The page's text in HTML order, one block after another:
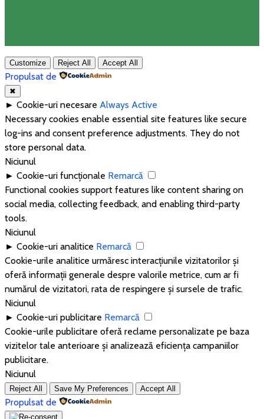
Customize Reject All Accept All
Propulsat de
✖
► Cookie-uri necesare Always Active
Necessary cookies enable essential site features like secure
log-ins and consent preference adjustments. They do not
store personal data.
Niciunul
► Cookie-uri funcționale Remarcă
Functional cookies support features like content sharing on
social media, collecting feedback, and enabling third-party
tools.
Niciunul
► Cookie-uri analitice Remarcă
Cookie-urile analitice urmăresc interacțiunile vizitatorilor și
oferă informații generale despre valorile metrice, cum ar fi
numărul de vizitatori, rata de respingere și sursele de trafic.
Niciunul
► Cookie-uri publicitare Remarcă
Cookie-urile publicitare oferă reclame personalizate pe baza
vizitelor tale anterioare și analizează eficiența campaniilor
publicitare.
Niciunul
Reject All Save My Preferences Accept All
Propulsat de